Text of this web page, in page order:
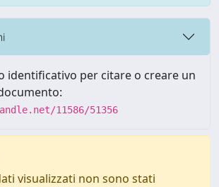
identificativo per citare o creare un
11586/51356
visualizzati non sono stati